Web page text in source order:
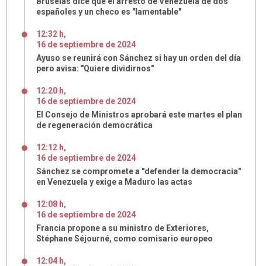
españoles y un checo es "lamentable"
12:32 h,
16 de septiembre de 2024
Ayuso se reunirá con Sánchez si hay un orden del día
pero avisa: "Quiere dividirnos"
12:20 h,
16 de septiembre de 2024
El Consejo de Ministros aprobará este martes el plan
de regeneración democrática
12:12 h,
16 de septiembre de 2024
Sánchez se compromete a "defender la democracia"
en Venezuela y exige a Maduro las actas
12:08 h,
16 de septiembre de 2024
Francia propone a su ministro de Exteriores,
Stéphane Séjourné, como comisario europeo
12:04 h,